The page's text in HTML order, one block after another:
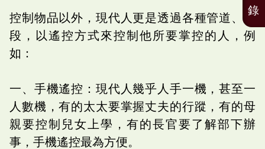
控制物品以外，現代人更是透過各種管道、手
段，以遙控方式來控制他所要掌控的人，例
如：
一、手機遙控：現代人幾乎人手一機，甚至一
人數機，有的太太要掌握丈夫的行蹤，有的母
親要控制兒女上學，有的長官要了解部下辦
事，手機遙控最為方便。
錄